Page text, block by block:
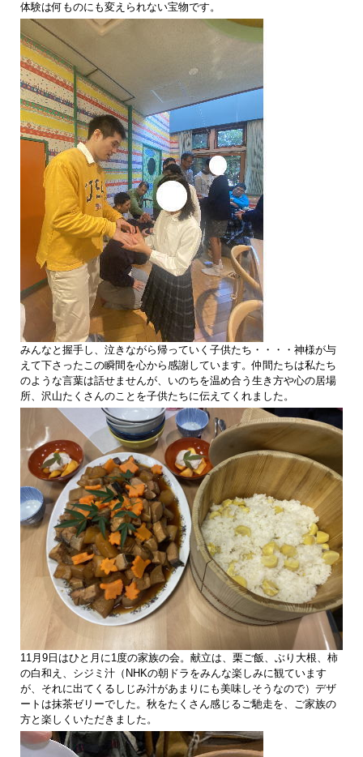
体験は何ものにも変えられない宝物です。
みんなと握手し、泣きながら帰っていく子供たち・・・・神様が与
えて下さったこの瞬間を心から感謝しています。仲間たちは私たち
のような言葉は話せませんが、いのちを温め合う生き方や心の居場
所、沢山たくさんのことを子供たちに伝えてくれました。
11月9日はひと月に1度の家族の会。献立は、栗ご飯、ぶり大根、柿
の白和え、シジミ汁（NHKの朝ドラをみんな楽しみに観ています
が、それに出てくるしじみ汁があまりにも美味しそうなので）デザ
ートは抹茶ゼリーでした。秋をたくさん感じるご馳走を、ご家族の
方と楽しくいただきました。